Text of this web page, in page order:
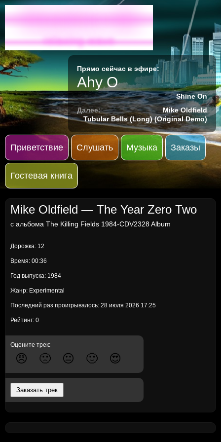
Radio-M
relaxing wave
Прямо сейчас в эфире:
Ahy O
Shine On
Далее:
Mike Oldfield
Tubular Bells (Long) (Original Demo)
Приветствие Слушать Музыка Заказы
Гостевая книга
Mike Oldfield — The Year Zero Two
с альбома The Killing Fields 1984-CDV2328 Album
Дорожка: 12
Время: 00:36
Год выпуска: 1984
Жанр: Experimental
Последний раз проигрывалось: 28 июля 2026 17:25
Рейтинг: 0
Оцените трек:
😠 🙁 😐 🙂 😍
Заказать трек